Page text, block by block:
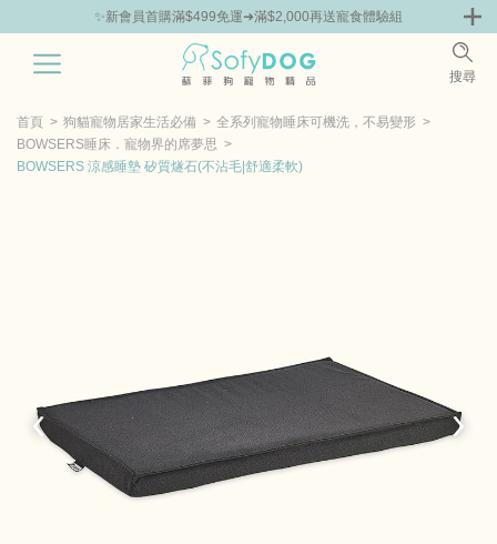
🎁Hello新朋友！完成註冊送指定商品85折抵用券
搜尋
鮮 零食專區 飼料 | 凍乾優惠組 主食罐 | 餐包優惠 團購優惠
首頁 狗貓寵物居家生活必備
全系列寵物睡床可機洗，不易變形
BOWSERS睡床．寵物界的席夢思
BOWSERS 涼感睡墊 矽質燧石(不沾毛|舒適柔軟)